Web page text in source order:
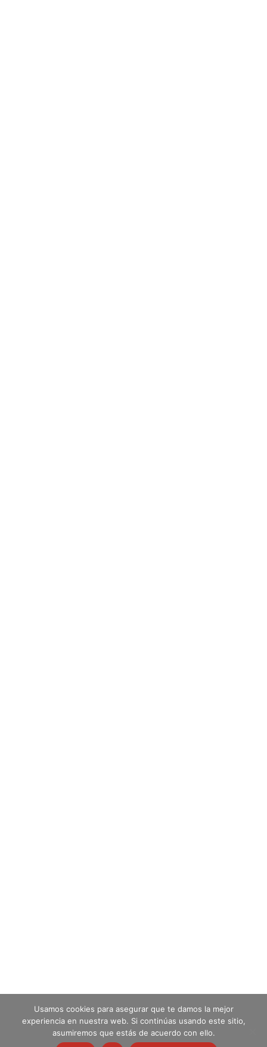
Todos los derechos reservados. ADD Batres
Usamos cookies para asegurar que te damos la mejor
experiencia en nuestra web. Si continúas usando este sitio,
asumiremos que estás de acuerdo con ello.